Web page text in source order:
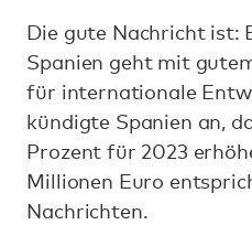
Die gute Nachricht ist:
Spanien geht mit
für internationale
kündigte Spanien an,
Prozent für 2023
Millionen Euro
Nachrichten.